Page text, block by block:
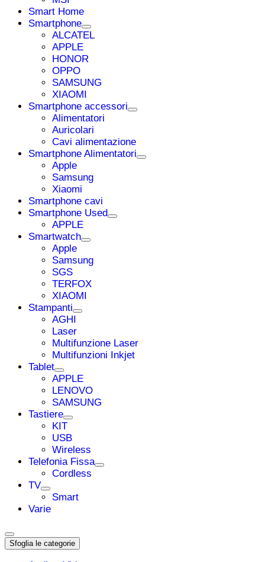
Smart Home
Smartphone
ALCATEL
APPLE
HONOR
OPPO
SAMSUNG
XIAOMI
Smartphone accessori
Alimentatori
Auricolari
Cavi alimentazione
Smartphone Alimentatori
Apple
Samsung
Xiaomi
Smartphone cavi
Smartphone Used
APPLE
Smartwatch
Apple
Samsung
SGS
TERFOX
XIAOMI
Stampanti
AGHI
Laser
Multifunzione Laser
Multifunzioni Inkjet
Tablet
APPLE
LENOVO
SAMSUNG
Tastiere
KIT
USB
Wireless
Telefonia Fissa
Cordless
TV
Smart
Varie
Sfoglia le categorie